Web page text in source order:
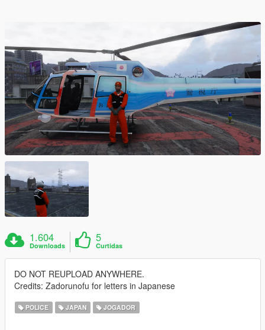
1.604
Downloads
5
Curtidas
DO NOT REUPLOAD ANYWHERE.
Credits: Zadorunofu for letters in Japanese
POLICE JAPAN JOGADOR